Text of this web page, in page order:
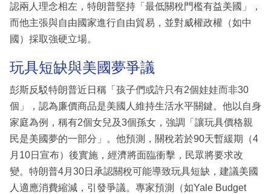
認兩人理念相左，特朗普堅持「最低關稅門檻有益美國」，
而他主張與自由國家進行自由貿易，並對威權政權（如中
國）採取強硬立場。
玩具短缺與美國夢爭議
彭斯反駁特朗普近日稱「孩子們或許只有2個娃娃而非30
個」，認為廉價商品是美國人維持生活水平關鍵。他以自身
家庭為例，稱有2個女兒及3個孫女，強調「讓玩具價格親
民是美國夢的一部分」。他預測，關稅若於90天暫緩期（4
月10日宣布）後實施，經濟將面臨衝擊，民眾將要求改
變。特朗普4月30日承認關稅可能導致玩具短缺，建議美國
人適應消費縮減，引發爭議。專家預測（如Yale Budget